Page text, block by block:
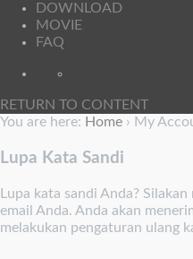
DOWNLOAD
MOVIE
FAQ
RETURN TO CONTENT
You are here: Home › My
Lupa Kata Sandi
Lupa kata sandi Anda?
email Anda. Anda akan
melakukan pengaturan ulang